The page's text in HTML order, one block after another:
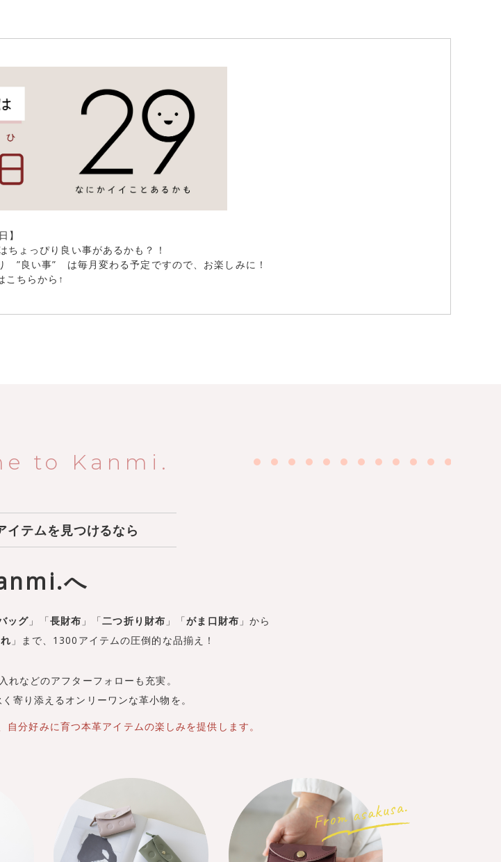
】
ちょっぴり良い事があるかも？！
”良い事” は毎月変わる予定ですので、お楽しみに！
こちらから↑
to Kanmi.
イテムを見つけるなら
へ
ッグ 」「長財布 」「二つ折り財布 」 「がま口財布 」から
」まで、 1300アイテムの圧倒的な品揃え！
れなどのアフターフォローも充実。
寄り添える オンリーワンな革小物を。
自分好みに育つ本革アイテムの楽しみを提供します。